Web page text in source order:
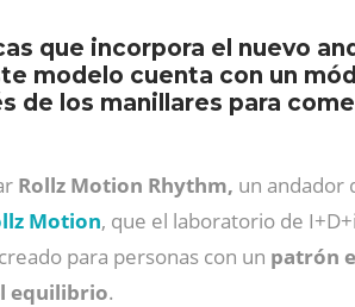
que incorpora el nuevo
modelo cuenta con un
de los manillares para
Rollz Motion Rhythm, un andador
Motion, que el laboratorio de
para personas con un patrón
equilibrio.